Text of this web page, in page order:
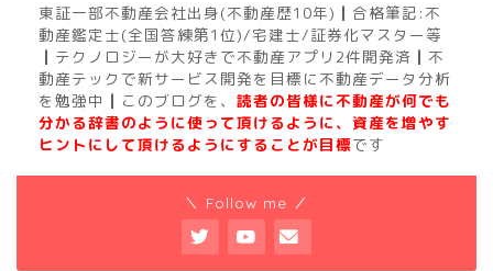
東証一部不動産会社出身(不動産歴10年)┃合格筆記:不
動産鑑定士(全国答練第1位)/宅建士/証券化マスター等
┃テクノロジーが大好きで不動産アプリ2件開発済┃不
動産テックで新サービス開発を目標に不動産データ分析
を勉強中┃このブログを、 読者の皆様に不動産が何でも
分かる辞書のように使って頂けるように、資産を増やす
ヒントにして頂けるようにすることが目標です
＼ Follow me ／